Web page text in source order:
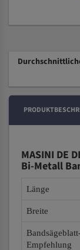
MASINI DE
Bi-Metall
Länge
Breite
Empfehlung